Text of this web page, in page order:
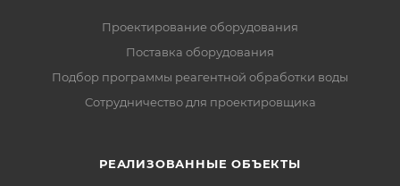
Проектирование оборудования
Поставка оборудования
Подбор программы реагентной обработки воды
Сотрудничество для проектировщика
РЕАЛИЗОВАННЫЕ ОБЪЕКТЫ